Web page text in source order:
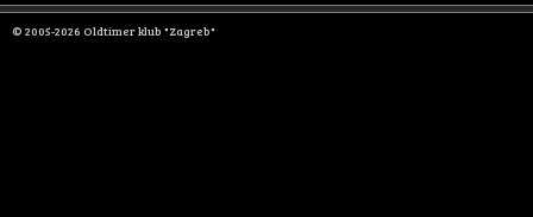
© 2005-2026 Oldtimer klub "Zagreb"